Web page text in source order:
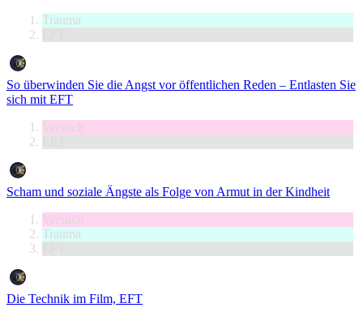
Trauma
So überwinden Sie die Angst vor öffentlichen Reden – Entlasten Sie
sich mit EFT
Versuch
Scham und soziale Ängste als Folge von Armut in der Kindheit
Versuch
Trauma
Die Technik im Film, EFT